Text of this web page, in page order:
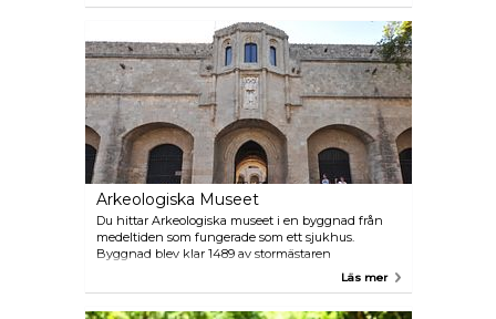
av den fina sanden och av det grunda vattnet. Det
är på den stora stranden som du hittar solstolar,
parasoller, toaletter och ett kafé.
Arkeologiska Museet
Du hittar Arkeologiska museet i en byggnad från
medeltiden som fungerade som ett sjukhus.
Byggnad blev klar 1489 av stormästaren
d'Aubusson och är fortfarande i perfekt skick. Här
Läs mer